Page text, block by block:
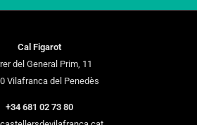
Cal Figarot
del General Prim, 11
Vilafranca del Penedès
+34 681 02 73 80